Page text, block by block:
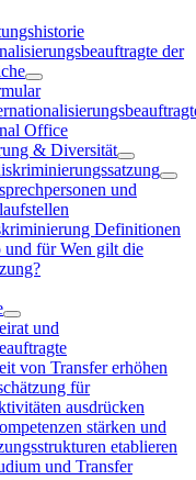
der
Office
& Diversität
und
Definitionen
und für Wen gilt die
und
von Transfer erhöhen
für
ausdrücken
stärken und
etablieren
und Transfer